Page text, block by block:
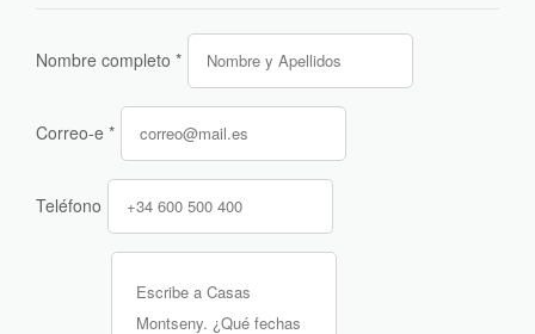
Nombre completo *
Correo-e *
Teléfono